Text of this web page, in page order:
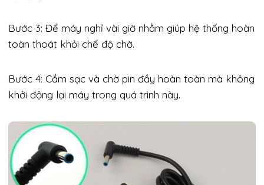
Bước 3: Để máy nghỉ vài giờ nhằm giúp hệ thống hoàn
toàn thoát khỏi chế độ chờ.
Bước 4: Cắm sạc và chờ pin đầy hoàn toàn mà không
khởi động lại máy trong quá trình này.